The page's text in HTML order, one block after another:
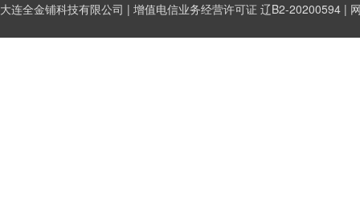
大连全金铺科技有限公司 | 增值电信业务经营许可证 辽B2-20200594 |